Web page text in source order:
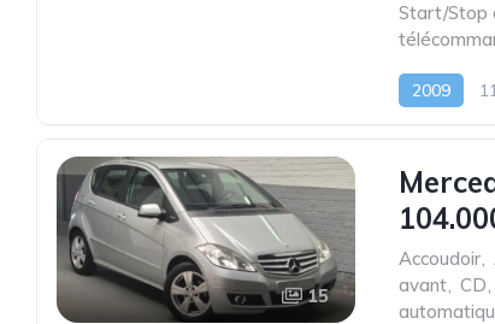
Start/Stop
2009
15
Accoudoir,
avant, CD,